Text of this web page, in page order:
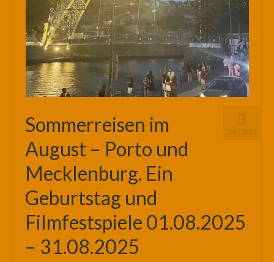
3
OKT. 2025
Sommerreisen im
August – Porto und
Mecklenburg. Ein
Geburtstag und
Filmfestspiele 01.08.2025
– 31.08.2025